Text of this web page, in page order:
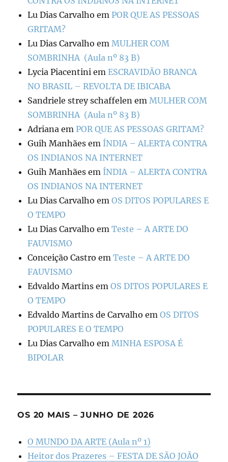
Lu Dias Carvalho emPOR QUE AS PESSOAS
GRITAM?
Lu Dias Carvalho emMULHER COM
SOMBRINHA (Aula nº 83 B)
Lycia Piacentini emESCRAVIDÃO BRANCA
NO BRASIL – REVOLTA DE IBICABA
Sandriele strey schaffelen emMULHER COM
SOMBRINHA (Aula nº 83 B)
Adriana emPOR QUE AS PESSOAS GRITAM?
Guih Manhães em ÍNDIA – ALERTA CONTRA
OS INDIANOS NA INTERNET
Guih Manhães em ÍNDIA – ALERTA CONTRA
OS INDIANOS NA INTERNET
Lu Dias Carvalho emOS DITOS POPULARES E
O TEMPO
Lu Dias Carvalho emTeste – A ARTE DO
FAUVISMO
Conceição Castro emTeste – A ARTE DO
FAUVISMO
Edvaldo Martins emOS DITOS POPULARES E
O TEMPO
Edvaldo Martins de Carvalho emOS DITOS
POPULARES E O TEMPO
Lu Dias Carvalho emMINHA ESPOSA É
BIPOLAR
OS 20 MAIS – JUNHO DE 2026
O MUNDO DA ARTE (Aula nº 1)
Heitor dos Prazeres – FESTA DE SÃO JOÃO